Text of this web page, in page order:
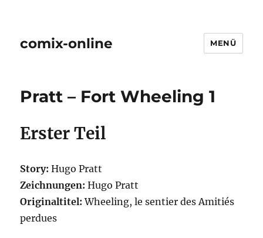
comix-online MENÜ
Pratt – Fort Wheeling 1
Erster Teil
Story:Hugo Pratt
Zeichnungen:Hugo Pratt
Originaltitel:Wheeling, le sentier des Amitiés
perdues